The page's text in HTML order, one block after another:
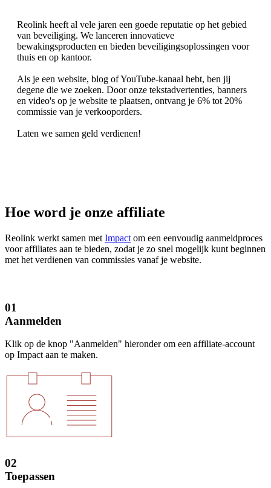
Reolink heeft al vele jaren een goede reputatie op het gebied
van beveiliging. We lanceren innovatieve
bewakingsproducten en bieden beveiligingsoplossingen voor
thuis en op kantoor.
Als je een website, blog of YouTube-kanaal hebt, ben jij
degene die we zoeken. Door onze tekstadvertenties, banners
en video's op je website te plaatsen, ontvang je 6% tot 20%
commissie van je verkooporders.
Laten we samen geld verdienen!
Hoe word je onze affiliate
Reolink werkt samen met Impact om een eenvoudig aanmeldproces
voor affiliates aan te bieden, zodat je zo snel mogelijk kunt beginnen
met het verdienen van commissies vanaf je website.
01
Aanmelden
Klik op de knop "Aanmelden" hieronder om een affiliate-account
op Impact aan te maken.
02
Toepassen